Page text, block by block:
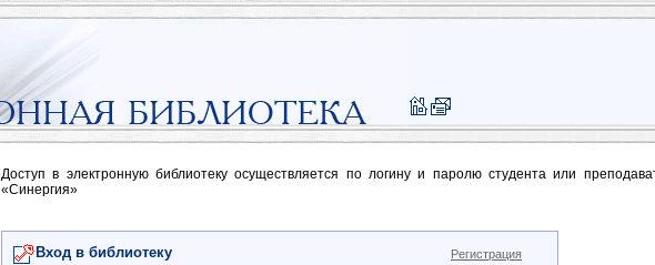
Доступ в электронную библиотеку осуществляется по логину и паролю студента или
«Синергия»
Вход в библиотеку Регистрация